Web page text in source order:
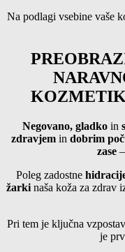
Na podlagi vsebine vaše
Negovano, gladko in
zdravjem in dobrim
zase–
Poleg zadostne
žarkinaša koža za zdrav
Pri tem je ključna
je